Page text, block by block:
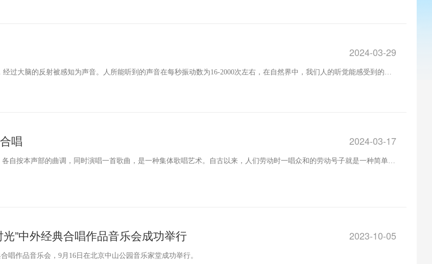
2024-03-29
过大脑的反射被感知为声音。人所能听到的声音在每秒振动数为16-2000次左右，在自然界中，我们人的听觉能感受到的音
泛音)，一般只限于每秒振动27-4100次的范围内。
唱 2024-03-17
自按本声部的曲调，同时演唱一首歌曲，是一种集体歌唱艺术。自古以来，人们劳动时一唱众和的劳动号子就是一种简单的
众性和普及性，它最能反映群众的心声，是最大众化的艺术。
”中外经典合唱作品音乐会成功举行 2023-10-05
唱作品音乐会，9月16日在北京中山公园音乐家堂成功举行。